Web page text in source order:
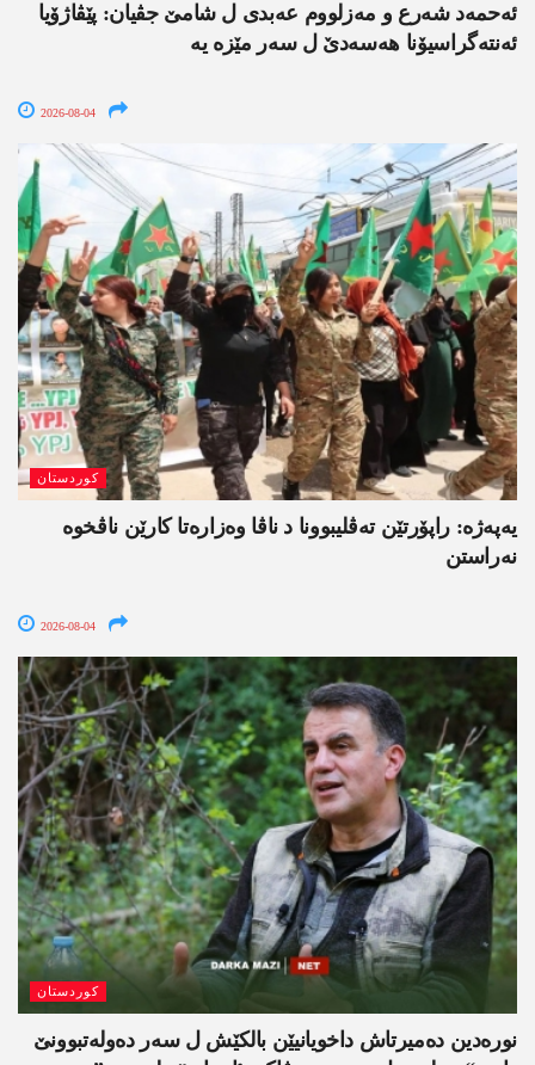
ئەحمەد شەرع و مەزلووم عەبدی ل شامێ جڤیان: پێڤاژۆیا
ئەنتەگراسیۆنا ھەسەدێ ل سەر مێزە یە
2026-08-04
کوردستان
یەپەژە: راپۆرتێن تەڤلیبوونا د ناڤا وەزارەتا کارێن ناڤخوە
نەراستن
2026-08-04
کوردستان
نورەدین دەمیرتاش داخویانیێن بالکێش ل سەر دەولەتبوونێ